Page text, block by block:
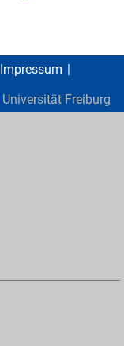
Impressum
Universität Freiburg